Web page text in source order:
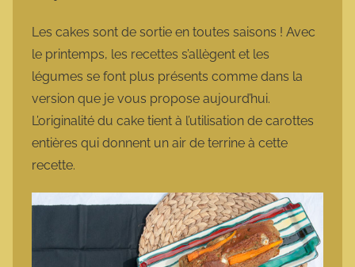
o
t
t
e
Les cakes sont de sortie en toutes saisons ! Avec
le printemps, les recettes s’allègent et les
légumes se font plus présents comme dans la
version que je vous propose aujourd’hui.
L’originalité du cake tient à l’utilisation de carottes
entières qui donnent un air de terrine à cette
recette.